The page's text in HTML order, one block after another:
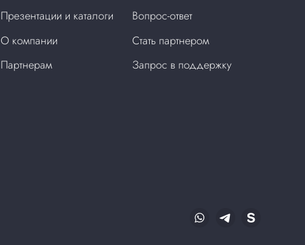
Презентации и каталоги
О компании
Партнерам
Вопрос-ответ
Стать партнером
Запрос в поддержку